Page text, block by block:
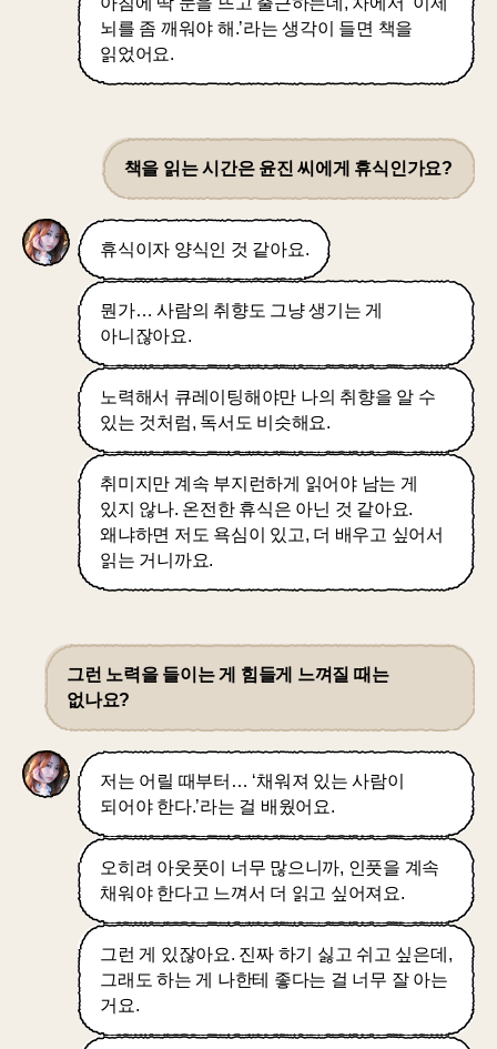
뇌를 좀 깨워야 해.’라는 생각이 들면 책을
읽었어요.
책을 읽는 시간은 윤진 씨에게 휴식인가요?
휴식이자 양식인 것 같아요.
뭔가… 사람의 취향도 그냥 생기는 게
아니잖아요.
노력해서 큐레이팅해야만 나의 취향을 알 수
있는 것처럼, 독서도 비슷해요.
취미지만 계속 부지런하게 읽어야 남는 게
있지 않나. 온전한 휴식은 아닌 것 같아요.
왜냐하면 저도 욕심이 있고, 더 배우고 싶어서
읽는 거니까요.
그런 노력을 들이는 게 힘들게 느껴질 때는
없나요?
저는 어릴 때부터… ‘채워져 있는 사람이
되어야 한다.’라는 걸 배웠어요.
오히려 아웃풋이 너무 많으니까, 인풋을 계속
채워야 한다고 느껴서 더 읽고 싶어져요.
그런 게 있잖아요. 진짜 하기 싫고 쉬고 싶은데,
그래도 하는 게 나한테 좋다는 걸 너무 잘 아는
거요.